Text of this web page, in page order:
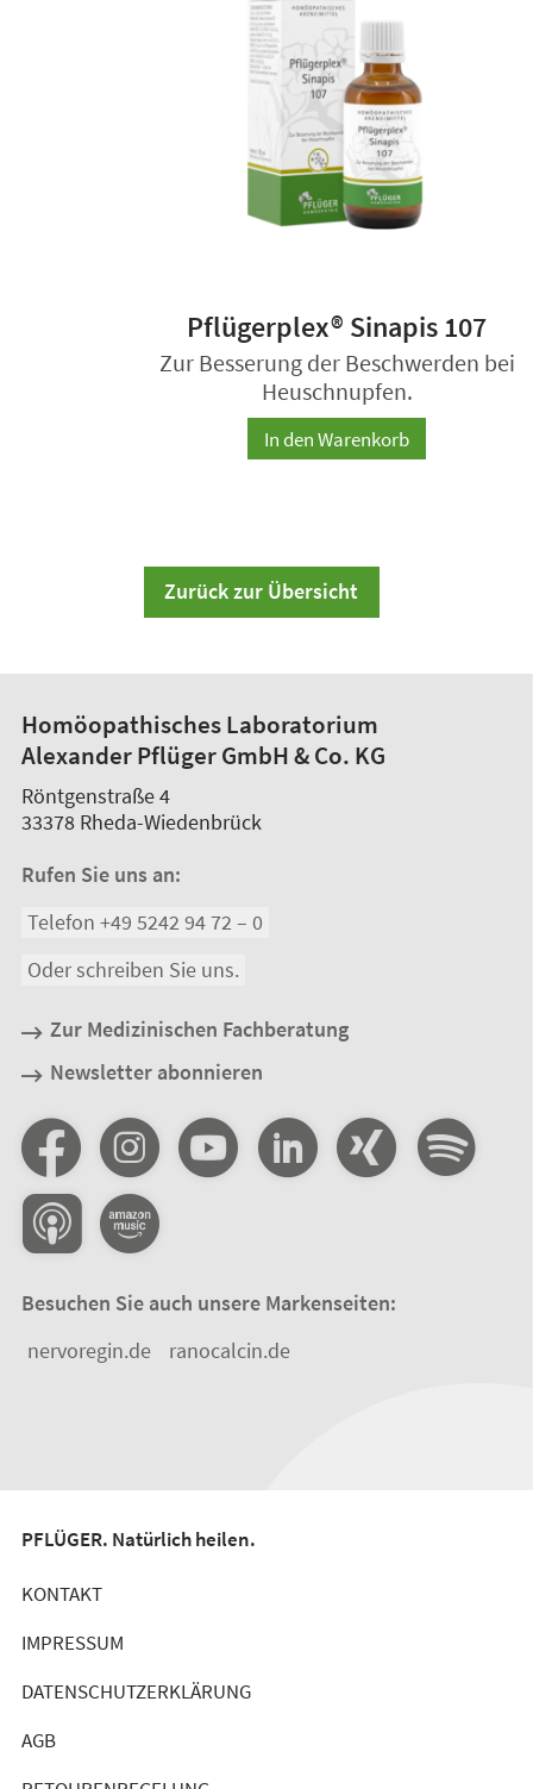
Pflügerplex® Sinapis 107
Zur Besserung der Beschwerden bei
Heuschnupfen.
In den Warenkorb
Zurück zur Übersicht
Homöopathisches Laboratorium
Alexander Pflüger GmbH & Co. KG
Röntgenstraße 4
33378 Rheda-Wiedenbrück
Rufen Sie uns an:
Telefon +49 5242 94 72 – 0
Oder schreiben Sie uns.
Zur Medizinischen Fachberatung
Newsletter abonnieren
Besuchen Sie auch unsere Markenseiten:
nervoregin.de
ranocalcin.de
PFLÜGER. Natürlich heilen.
KONTAKT
IMPRESSUM
DATENSCHUTZERKLÄRUNG
AGB